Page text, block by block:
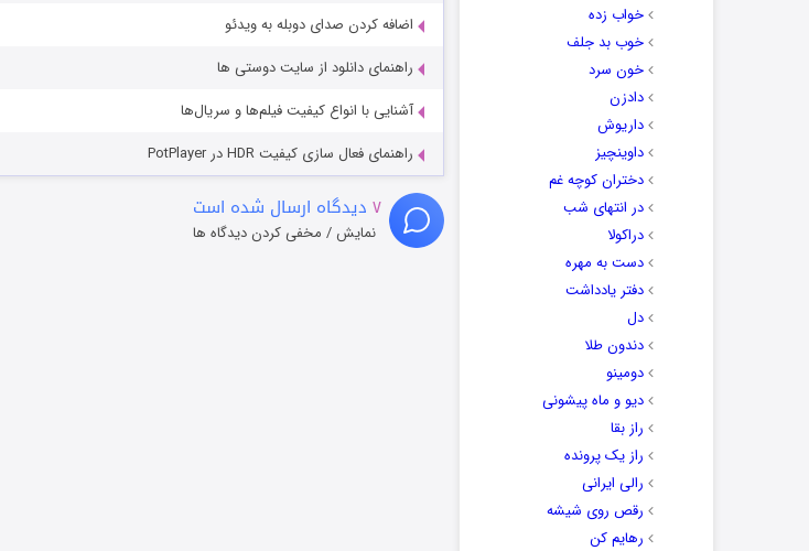
خواب زده
خوب بد جلف
خون سرد
دادزن
داریوش
داوینچیز
دختران کوچه غم
در انتهای شب
دراکولا
دست به مهره
دفتر یادداشت
دل
دندون طلا
دومینو
دیو و ماه پیشونی
راز بقا
راز یک پرونده
رالی ایرانی
رقص روی شیشه
رهایم کن
اضافه کردن صدای دوبله به ویدئو
راهنمای دانلود از سایت دوستی ها
آشنایی با انواع کیفیت فیلم‌ها و سریال‌ها
راهنمای فعال سازی کیفیت HDR در PotPlayer
۷ دیدگاه ارسال شده است
نمایش / مخفی کردن دیدگاه ها